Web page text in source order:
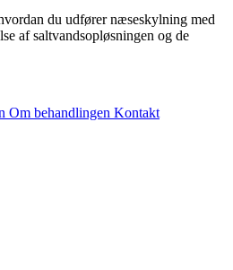
du udfører næseskylning med
af saltvandsopløsningen og de
Om behandlingen Kontakt